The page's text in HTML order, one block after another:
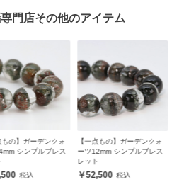
門店その他のアイテム
もの】ガーデンクォ
シンプルブレス
【一点もの】ガーデンクォ
ーツ12mm シンプルブレス
レット
52,500